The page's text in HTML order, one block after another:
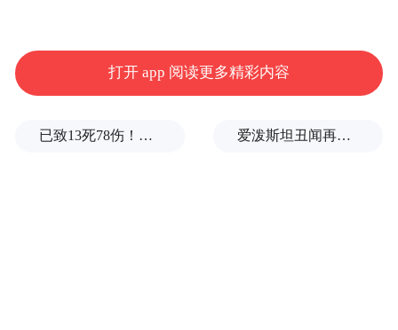
作为土生土长的纽约人，特朗普3日表示，
“如果马姆达尼赢得纽约市市长选举，我极有
打开 app 阅读更多精彩内容
已致13死78伤！这是乌方对俄本土发动的最致命袭击之一 爱泼斯坦丑闻再曝新线索！美国顶级艺术学校爆70起性侵黑幕，近50名成年人被指控